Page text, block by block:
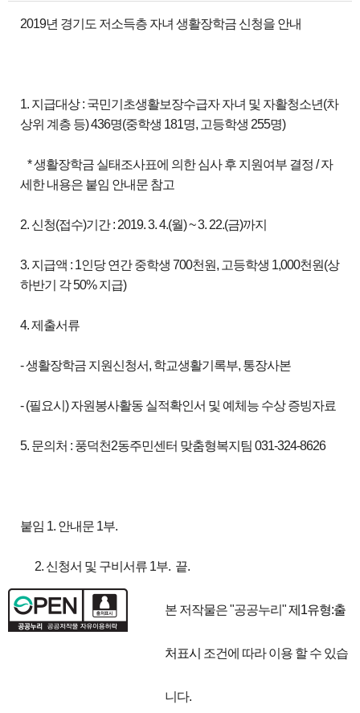
2019년 경기도 저소득층 자녀 생활장학금 신청을 안내
1. 지급대상 : 국민기초생활보장수급자 자녀 및 자활청소년(차
상위 계층 등) 436명(중학생 181명, 고등학생 255명)
* 생활장학금 실태조사표에 의한 심사 후 지원여부 결정 / 자
세한 내용은 붙임 안내문 참고
2. 신청(접수)기간 : 2019. 3. 4.(월) ~ 3. 22.(금)까지
3. 지급액 : 1인당 연간 중학생 700천원, 고등학생 1,000천원(상
하반기 각 50% 지급)
4. 제출서류
- 생활장학금 지원신청서, 학교생활기록부, 통장사본
- (필요시) 자원봉사활동 실적확인서 및 예체능 수상 증빙자료
5. 문의처 : 풍덕천2동주민센터 맞춤형복지팀 031-324-8626
붙임 1. 안내문 1부.
2. 신청서 및 구비서류 1부. 끝.
본 저작물은 "공공누리"제1유형:출
처표시 조건에 따라 이용 할 수 있습
니다.